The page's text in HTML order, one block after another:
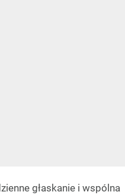
głaskanie i wspólna